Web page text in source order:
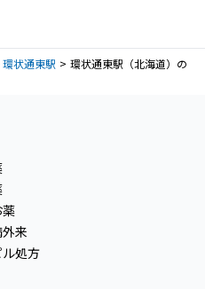
環状通東駅
環状通東駅（北海道）の
来
処方